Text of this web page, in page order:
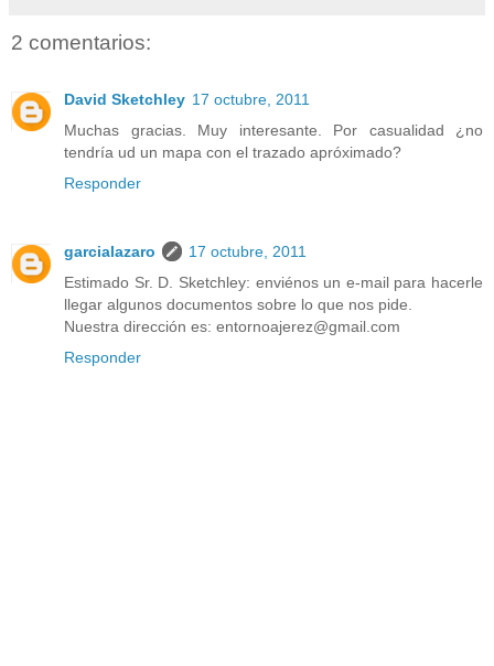
2 comentarios:
David Sketchley 17 octubre, 2011
Muchas gracias. Muy interesante. Por casualidad ¿no
tendría ud un mapa con el trazado apróximado?
Responder
garcialazaro
17 octubre, 2011
Estimado Sr. D. Sketchley: enviénos un e-mail para hacerle
llegar algunos documentos sobre lo que nos pide.
Nuestra dirección es: entornoajerez@gmail.com
Responder